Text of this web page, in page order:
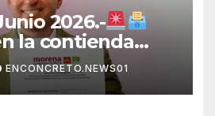
2026.-
la contienda
Omar Del Valle
hora a la
ENCONCRETO.NEWS01